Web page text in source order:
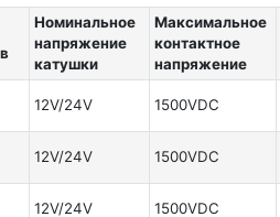
Номинальное
напряжение
катушки
Максимальное
контактное
напряжение
12V/24V 1500VDC
12V/24V 1500VDC
12V/24V 1500VDC